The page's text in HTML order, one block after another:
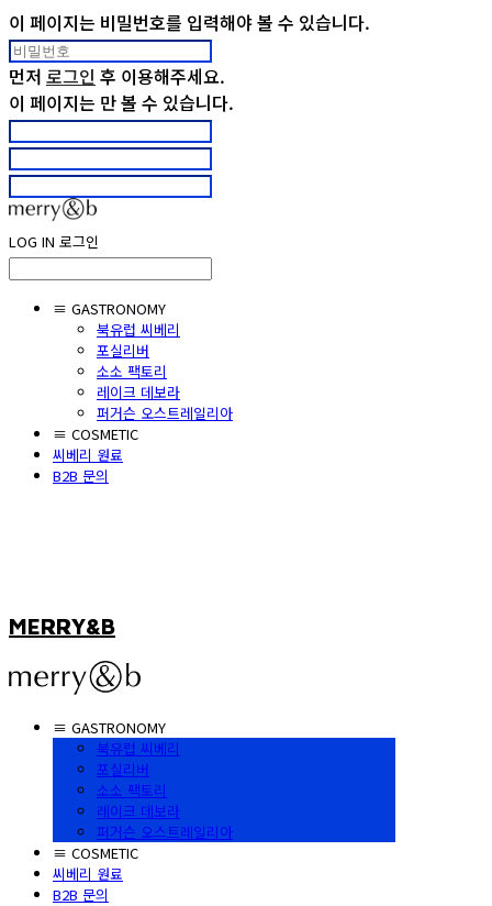
이 페이지는 비밀번호를 입력해야 볼 수 있습니다.
먼저 로그인 후 이용해주세요.
이 페이지는 만 볼 수 있습니다.
LOG IN 로그인
≡ GASTRONOMY
북유럽 씨베리
포실리버
소소 팩토리
레이크 데보라
퍼거슨 오스트레일리아
≡ COSMETIC
씨베리 원료
B2B 문의
MERRY&B
≡ GASTRONOMY
북유럽 씨베리
포실리버
소소 팩토리
레이크 데보라
퍼거슨 오스트레일리아
≡ COSMETIC
씨베리 원료
B2B 문의